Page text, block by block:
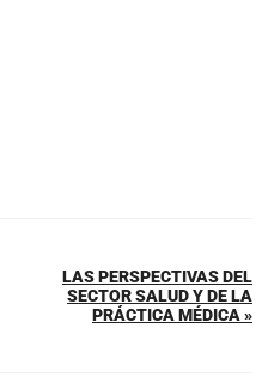
LAS PERSPECTIVAS DEL
SECTOR SALUD Y DE LA
PRÁCTICA MÉDICA »